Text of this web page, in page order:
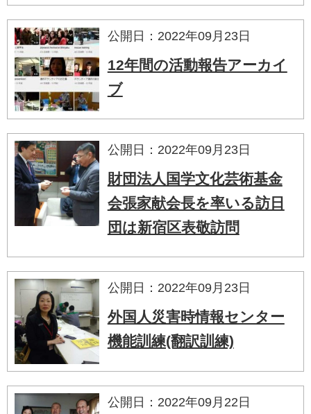
公開日：2022年09月23日
12年間の活動報告アーカイ
ブ
公開日：2022年09月23日
財団法人国学文化芸術基金
会張家献会長を率いる訪日
団は新宿区表敬訪問
公開日：2022年09月23日
外国人災害時情報センター
機能訓練(翻訳訓練)
公開日：2022年09月22日